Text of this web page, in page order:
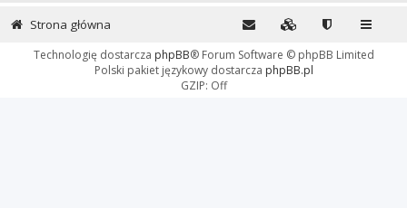
Strona główna
Technologię dostarcza phpBB® Forum Software © phpBB Limited
Polski pakiet językowy dostarcza phpBB.pl
GZIP: Off